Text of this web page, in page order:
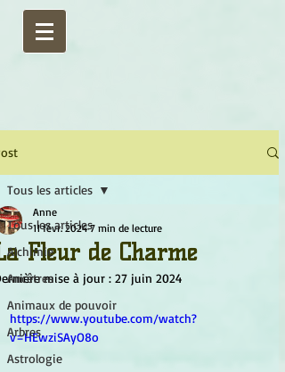
Tous les articles
Alchimie
Ancêtres
Animaux de pouvoir
Arbres
Astrologie
Tous les articles
Fleur de Charme
Anne
11 févr. 2024 7 min de lecture
mise à jour : 27 juin 2024
https://www.youtube.com/watch?
v=HEwziSAyO8o